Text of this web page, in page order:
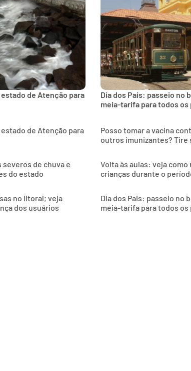
de Atenção para
Dia dos Pais: passeio no
meia-tarifa para todos os
de Atenção para
Posso tomar a vacina
outros imunizantes? Tire
severos de chuva e
do estado
Volta às aulas: veja
crianças durante o
no litoral; veja
dos usuários
Dia dos Pais: passeio no
meia-tarifa para todos os